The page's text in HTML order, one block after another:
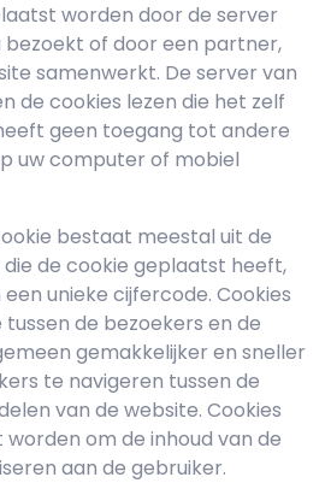
worden door de server
bezoekt of door een partner,
samenwerkt. De server van
de cookies lezen die het zelf
geen toegang tot andere
uw computer of mobiel
bestaat meestal uit de
de cookie geplaatst heeft,
unieke cijfercode. Cookies
de bezoekers en de
gemakkelijker en sneller
te navigeren tussen de
van de website. Cookies
om de inhoud van de
aan de gebruiker.